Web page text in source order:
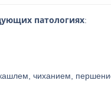
патологиях:
чиханием,